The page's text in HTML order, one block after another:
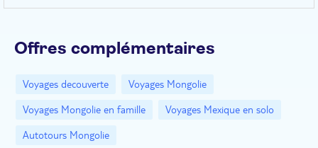
Offres complémentaires
Voyages decouverte
Voyages Mongolie
Voyages Mongolie en famille
Voyages Mexique en solo
Autotours Mongolie